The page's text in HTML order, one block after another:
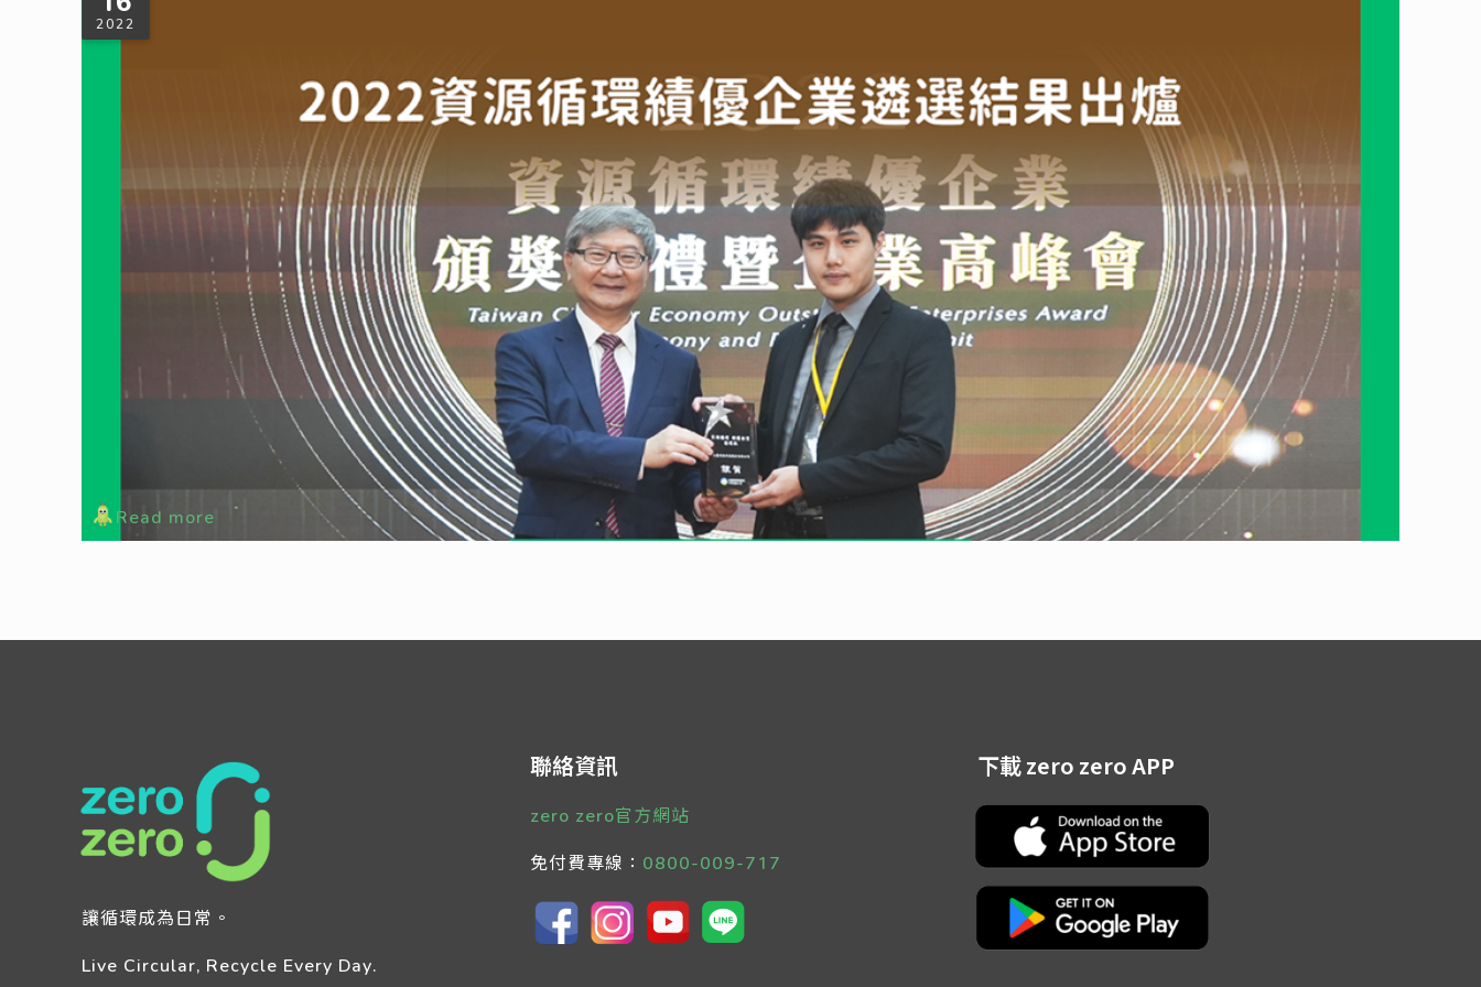
2022
2022循環經濟績優企業遴選結果出爐—大豐環保榮獲「銀質獎」
大豐環保非常榮幸能獲得環保署資源循環績優企業「循環組銀質獎」的肯定，並於111年10月28日到現場參與頒獎典禮。此獎項可以說是肯定大豐環保在產業中，促進再生循環的模式，具備實際推動績
效。環保署以政策引導的方式，推動資源循環零廢棄，頒獎獎勵資源循環績優企業，鼓勵國內業者積極促進再生粒料循環利用，並朝向跨界合作。
Read more
讓循環成為日常。
Live Circular, Recycle Every Day.
聯絡資訊
zero zero官方網站
免付費專線： 0800-009-717
下載 zero zero APP